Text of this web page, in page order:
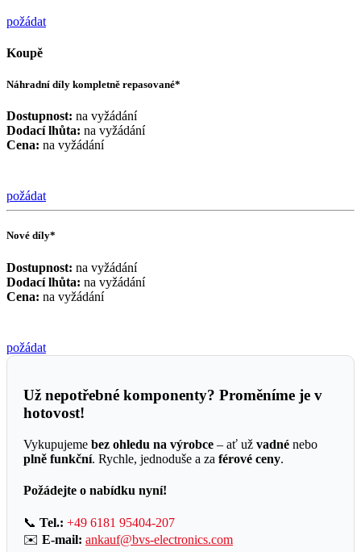
požádat
Koupě
Náhradní díly kompletně repasované*
Dostupnost: na vyžádání
Dodací lhůta: na vyžádání
Cena: na vyžádání
požádat
Nové díly*
Dostupnost: na vyžádání
Dodací lhůta: na vyžádání
Cena: na vyžádání
požádat
Už nepotřebné komponenty? Proměníme je v
hotovost!
Vykupujeme bez ohledu na výrobce – ať už vadné nebo
plně funkční. Rychle, jednoduše a za férové ceny.
Požádejte o nabídku nyní!
📞 Tel.: +49 6181 95404-207
✉️ E-mail: ankauf@bvs-electronics.com